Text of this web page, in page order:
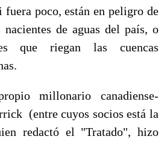
fuera poco, están en peligro de
de aguas del país, o
que riegan las cuencas
millonario canadiense-
(entre cuyos socios está la
redactó el "Tratado", hizo